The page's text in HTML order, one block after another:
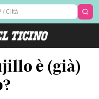
è (già)